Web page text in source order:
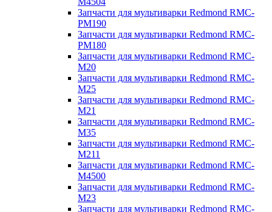
Запчасти для мультиварки Redmond RMC-
PM190
Запчасти для мультиварки Redmond RMC-
PM180
Запчасти для мультиварки Redmond RMC-
M20
Запчасти для мультиварки Redmond RMC-
M25
Запчасти для мультиварки Redmond RMC-
M21
Запчасти для мультиварки Redmond RMC-
M35
Запчасти для мультиварки Redmond RMC-
M211
Запчасти для мультиварки Redmond RMC-
M4500
Запчасти для мультиварки Redmond RMC-
M23
Запчасти для мультиварки Redmond RMC-